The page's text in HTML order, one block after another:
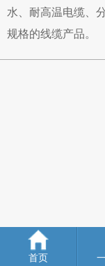
水、耐高温电缆、
规格的线缆产品。
首页